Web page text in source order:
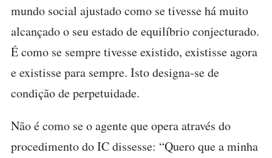
mundo social ajustado como se tivesse há muito
alcançado o seu estado de equilíbrio conjecturado.
É como se sempre tivesse existido, existisse agora
e existisse para sempre. Isto designa-se de
condição de perpetuidade.
Não é como se o agente que opera através do
procedimento do IC dissesse: “Quero que a minha